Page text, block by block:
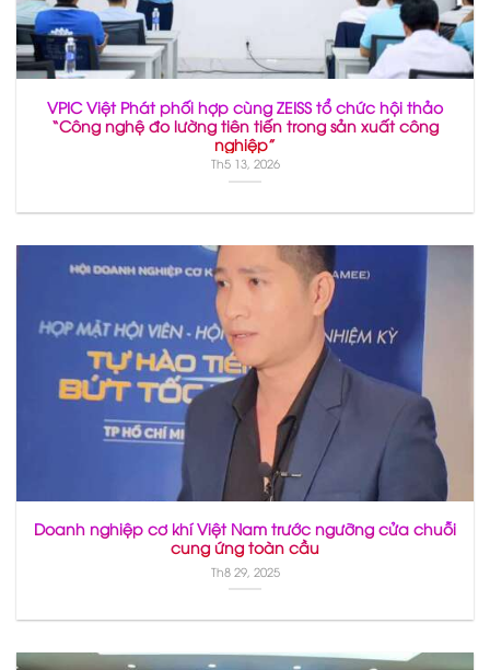
VPIC Việt Phát phối hợp cùng ZEISS tổ chức hội thảo
“Công nghệ đo lường tiên tiến trong sản xuất công
nghiệp”
Th5 13, 2026
Doanh nghiệp cơ khí Việt Nam trước ngưỡng cửa chuỗi
cung ứng toàn cầu
Th8 29, 2025